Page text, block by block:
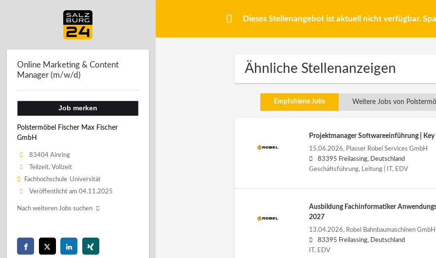
Dieses Stellenangebot ist aktuell nicht verfügbar.
Ähnliche Stellenanzeigen
Empfohlene Jobs Weitere Jobs von
Projektmanager Softwareeinführung |
15.06.2026, Plasser Robel Services GmbH
83395 Freilassing, Deutschland
Geschäftsführung, Leitung | IT, EDV
Ausbildung Fachinformatiker
2027
13.04.2026, Robel Bahnbaumaschinen GmbH
83395 Freilassing, Deutschland
IT, EDV
Online Marketing & Content
Manager (m/w/d)
Job merken
Polstermöbel Fischer Max Fischer
GmbH
83404 Ainring
Teilzeit, Vollzeit
Fachhochschule Universität
Veröffentlicht am 04.11.2025
Nach weiteren Jobs suchen